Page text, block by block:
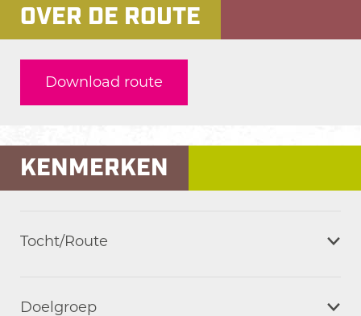
OVER DE ROUTE
Download route
KENMERKEN
Tocht/Route
Doelgroep